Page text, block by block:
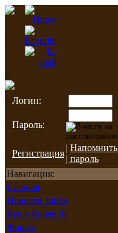
Логин:
Пароль:
Регистрация
| Напомнить
| пароль
Навигация:
Главная
Новости сайта
Все о Корее (i)
Форум